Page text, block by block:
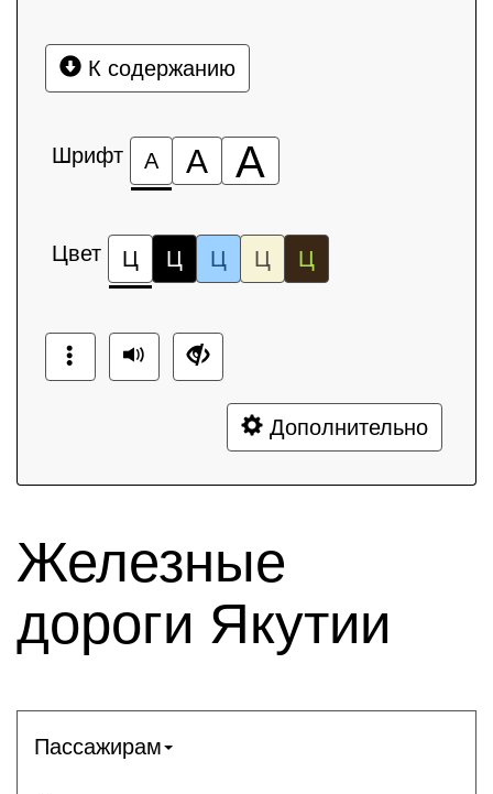
К содержанию
Шрифт А А А
Цвет Ц Ц Ц Ц Ц
Дополнительно
Железные
дороги Якутии
Пассажирам